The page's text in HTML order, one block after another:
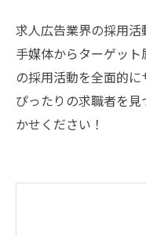
求人広告業界の採用
手媒体からターゲッ
の採用活動を全面的
ぴったりの求職者を
かせください！